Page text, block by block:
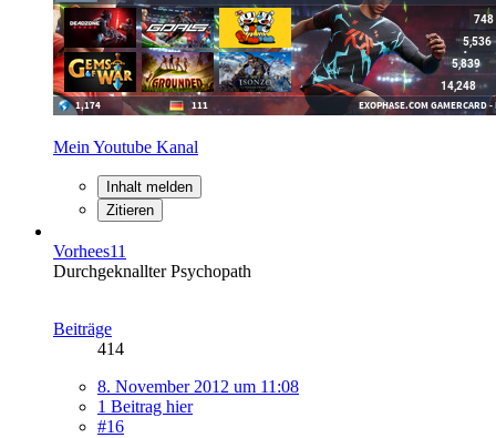
Mein Youtube Kanal
Inhalt melden
Zitieren
Vorhees11
Durchgeknallter Psychopath
Beiträge
414
8. November 2012 um 11:08
1 Beitrag hier
#16